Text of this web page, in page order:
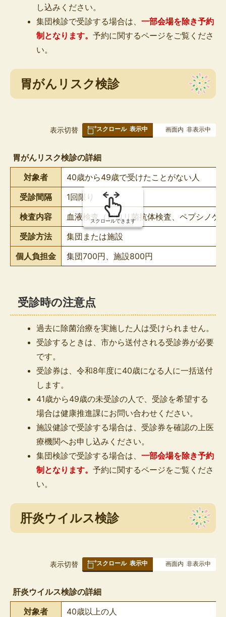
し込みください。
集団検診で受診する場合は、一部会場を除き予約
制となります。予約に関するページをご覧くださ
い。
胃がんリスク検診
表
み
の
表示切替 スクロール 表示中 画面内 非表示中
胃がんリスク検診の詳細
対象者
40歳から49歳で受けたことがない人
受診間隔
1回限り
検査内容
血液検査（ピロリ菌抗体検査、ペプシノゲ
受診方法
集団または施設
個人負担金
集団700円、施設800円
スクロールできます
受診時の注意点
過去に除菌治療を実施した人は受けられません。
受診するときは、市から送付される受診券が必要
です。
受診券は、令和8年度に40歳になる人に一括送付
します。
41歳から49歳の未受診の人で、受診を希望する
場合は健康推進課にお問い合わせください。
施設健診で受診する場合は、受診券を確認の上医
療機関へお申し込みください。
集団検診で受診する場合は、一部会場を除き予約
制となります。予約に関するページをご覧くださ
い。
肝炎ウイルス検診
表
み
の
表示切替 スクロール 表示中 画面内 非表示中
肝炎ウイルス検診の詳細
対象者
40歳以上の人